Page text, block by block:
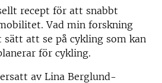
recept för att snabbt
Vad min forskning
att se på cykling som kan
för cykling.
av Lina Berglund-